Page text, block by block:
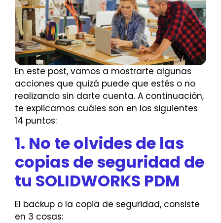
En este post, vamos a mostrarte algunas
acciones que quizá puede que estés o no
realizando sin darte cuenta. A continuación,
te explicamos cuáles son en los siguientes
14 puntos:
1. No te olvides de las
copias de seguridad de
tu SOLIDWORKS PDM
El backup o la copia de seguridad, consiste
en 3 cosas: